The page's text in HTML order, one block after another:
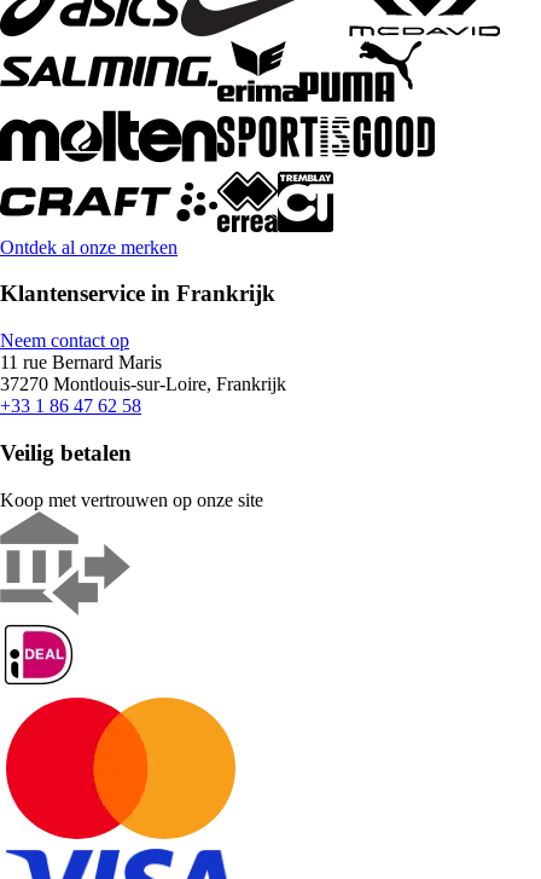
Ontdek al onze merken
Klantenservice in Frankrijk
Neem contact op
11 rue Bernard Maris
37270 Montlouis-sur-Loire, Frankrijk
+33 1 86 47 62 58
Veilig betalen
Koop met vertrouwen op onze site